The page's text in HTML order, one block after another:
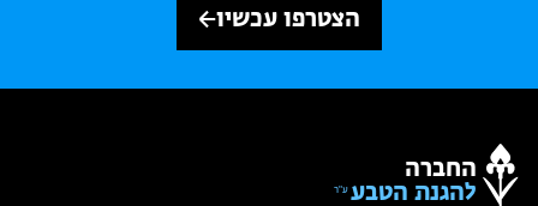
הצטרפו עכשיו
החברה
להגנת הטבע